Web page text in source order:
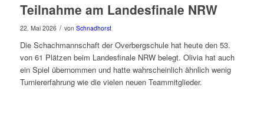
Teilnahme am Landesfinale NRW
22. Mai 2026 / von Schnadhorst
Die Schachmannschaft der Overbergschule hat heute den 53.
von 61 Plätzen beim Landesfinale NRW belegt. Olivia hat auch
ein Spiel übernommen und hatte wahrscheinlich ähnlich wenig
Turniererfahrung wie die vielen neuen Teammitglieder.